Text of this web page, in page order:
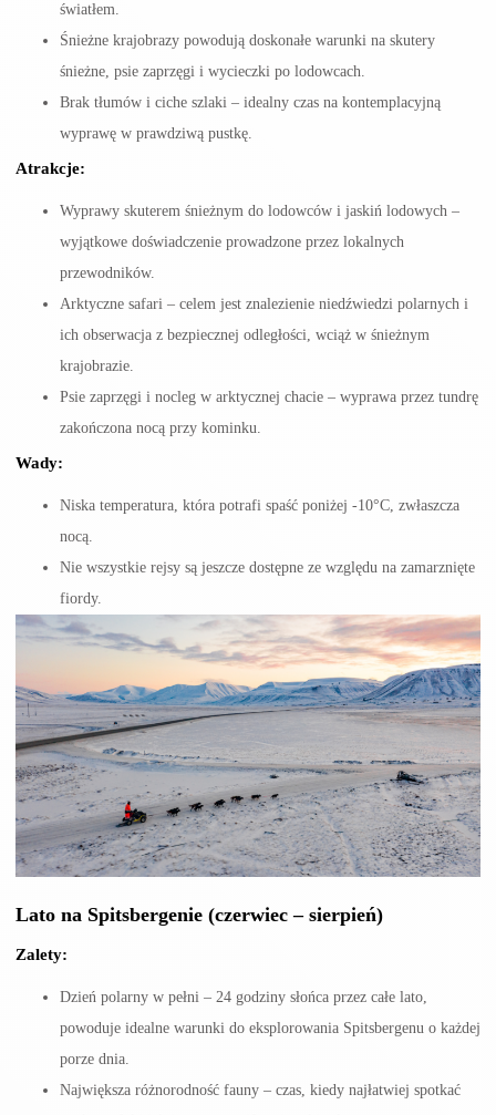
światłem.
Śnieżne krajobrazy powodują doskonałe warunki na skutery
śnieżne, psie zaprzęgi i wycieczki po lodowcach.
Brak tłumów i ciche szlaki – idealny czas na kontemplacyjną
wyprawę w prawdziwą pustkę.
Atrakcje:
Wyprawy skuterem śnieżnym do lodowców i jaskiń lodowych –
wyjątkowe doświadczenie prowadzone przez lokalnych
przewodników.
Arktyczne safari – celem jest znalezienie niedźwiedzi polarnych i
ich obserwacja z bezpiecznej odległości, wciąż w śnieżnym
krajobrazie.
Psie zaprzęgi i nocleg w arktycznej chacie – wyprawa przez tundrę
zakończona nocą przy kominku.
Wady:
Niska temperatura, która potrafi spaść poniżej -10°C, zwłaszcza
nocą.
Nie wszystkie rejsy są jeszcze dostępne ze względu na zamarznięte
fiordy.
Lato na Spitsbergenie (czerwiec – sierpień)
Zalety:
Dzień polarny w pełni – 24 godziny słońca przez całe lato,
powoduje idealne warunki do eksplorowania Spitsbergenu o każdej
porze dnia.
Największa różnorodność fauny – czas, kiedy najłatwiej spotkać